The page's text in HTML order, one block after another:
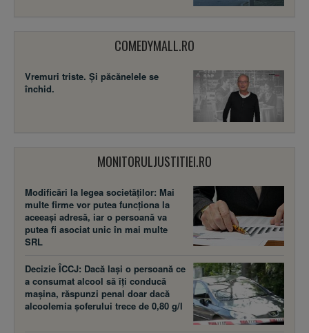
COMEDYMALL.RO
Vremuri triste. Şi păcănelele se
închid.
MONITORULJUSTITIEI.RO
Modificări la legea societăţilor: Mai
multe firme vor putea funcţiona la
aceeaşi adresă, iar o persoană va
putea fi asociat unic în mai multe
SRL
Decizie ÎCCJ: Dacă laşi o persoană ce
a consumat alcool să îţi conducă
maşina, răspunzi penal doar dacă
alcoolemia şoferului trece de 0,80 g/l